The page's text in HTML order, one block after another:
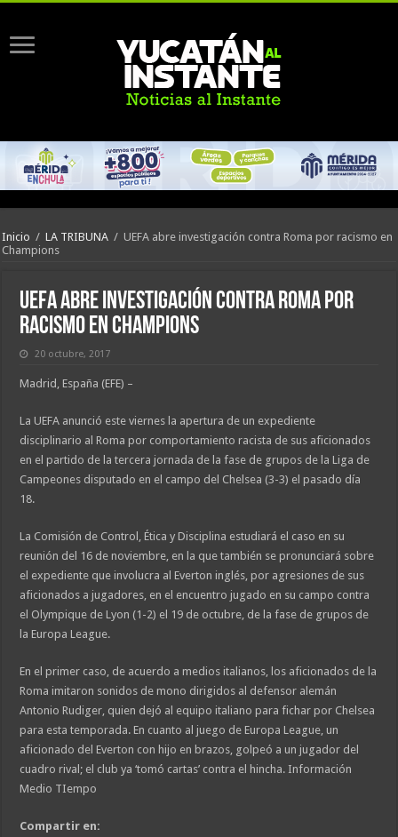
Inicio / LA TRIBUNA / UEFA abre investigación contra Roma por racismo en
Champions
UEFA abre investigación contra Roma por
racismo en Champions
20 octubre, 2017
Madrid, España (EFE) –
La UEFA anunció este viernes la apertura de un expediente
disciplinario al Roma por comportamiento racista de sus aficionados
en el partido de la tercera jornada de la fase de grupos de la Liga de
Campeones disputado en el campo del Chelsea (3-3) el pasado día
18.
La Comisión de Control, Ética y Disciplina estudiará el caso en su
reunión del 16 de noviembre, en la que también se pronunciará sobre
el expediente que involucra al Everton inglés, por agresiones de sus
aficionados a jugadores, en el encuentro jugado en su campo contra
el Olympique de Lyon (1-2) el 19 de octubre, de la fase de grupos de
la Europa League.
En el primer caso, de acuerdo a medios italianos, los aficionados de la
Roma imitaron sonidos de mono dirigidos al defensor alemán
Antonio Rudiger, quien dejó al equipo italiano para fichar por Chelsea
para esta temporada. En cuanto al juego de Europa League, un
aficionado del Everton con hijo en brazos, golpeó a un jugador del
cuadro rival; el club ya ‘tomó cartas’ contra el hincha. Información
Medio TIempo
Compartir en: